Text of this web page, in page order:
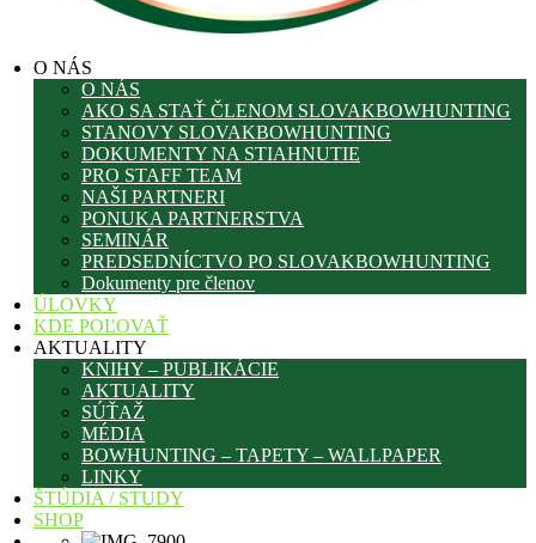
O NÁS
O NÁS
AKO SA STAŤ ČLENOM SLOVAKBOWHUNTING
STANOVY SLOVAKBOWHUNTING
DOKUMENTY NA STIAHNUTIE
PRO STAFF TEAM
NAŠI PARTNERI
PONUKA PARTNERSTVA
SEMINÁR
PREDSEDNÍCTVO PO SLOVAKBOWHUNTING
Dokumenty pre členov
ÚLOVKY
KDE POĽOVAŤ
AKTUALITY
KNIHY – PUBLIKÁCIE
AKTUALITY
SÚŤAŽ
MÉDIA
BOWHUNTING – TAPETY – WALLPAPER
LINKY
ŠTÚDIA / STUDY
SHOP